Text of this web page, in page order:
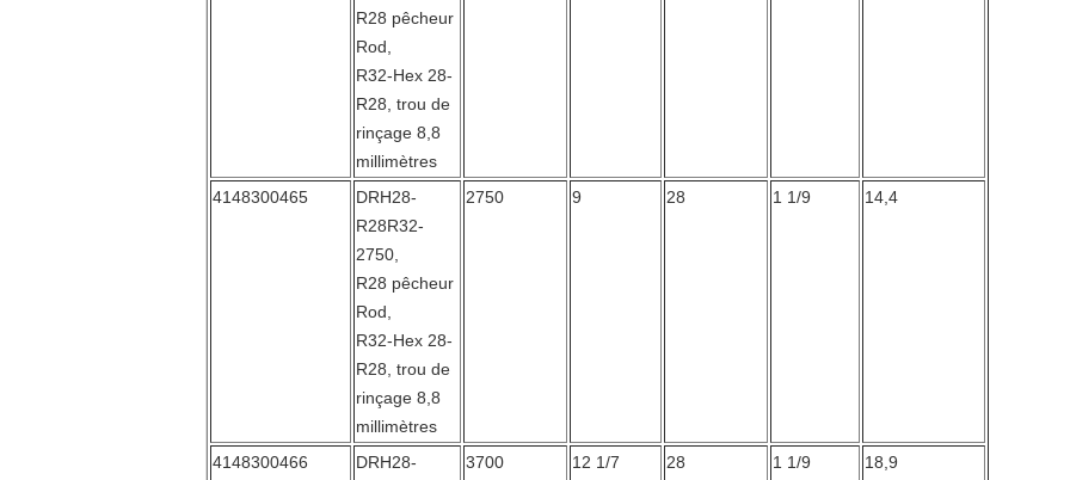
R28 pêcheur
Rod,
R32-Hex 28-
R28, trou de
rinçage 8,8
millimètres
4148300465
DRH28-
R28R32-
2750,
R28 pêcheur
Rod,
R32-Hex 28-
R28, trou de
rinçage 8,8
millimètres
2750 9 28 1 1/9 14,4
4148300466
DRH28-
3700 12 1/7 28 1 1/9 18,9